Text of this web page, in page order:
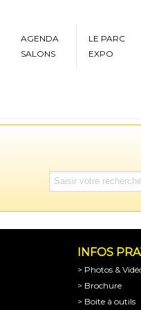
AGENDA
SALONS
LE PARC
EXPO
INFOS
> Photos &
> Brochure
> Boite à outils